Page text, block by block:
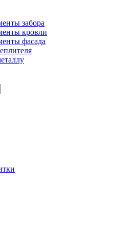
забора
кровли
фасада